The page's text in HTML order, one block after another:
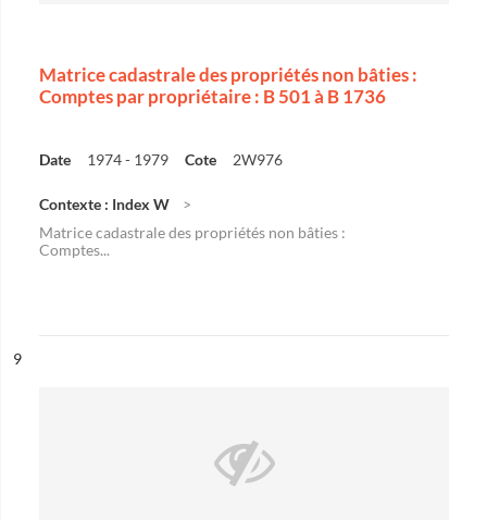
Matrice cadastrale des propriétés non bâties :
Comptes par propriétaire : B 501 à B 1736
Date 1974 - 1979 Cote 2W976
Contexte : Index W
Matrice cadastrale des propriétés non bâties :
Comptes...
n°
9